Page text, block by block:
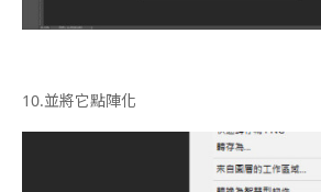
10.並將它點陣化